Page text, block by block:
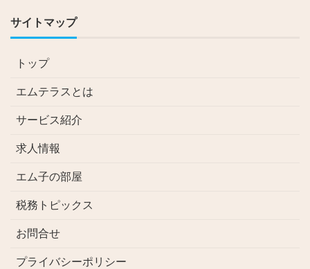
サイトマップ
トップ
エムテラスとは
サービス紹介
求人情報
エム子の部屋
税務トピックス
お問合せ
プライバシーポリシー